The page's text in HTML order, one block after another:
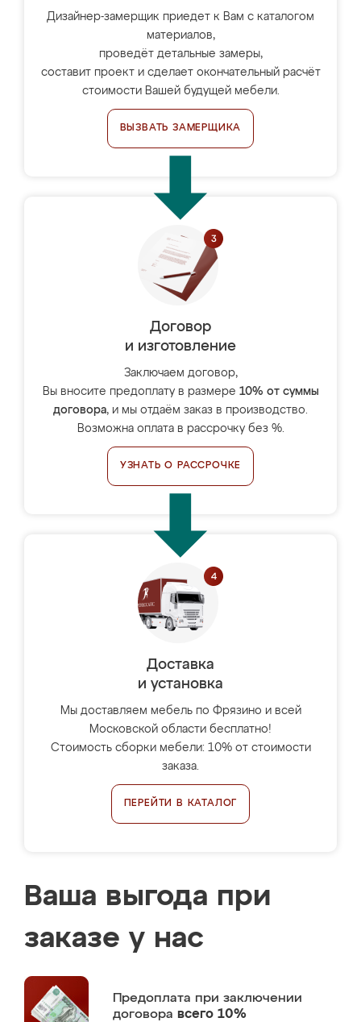
Дизайнер-замерщик приедет к Вам с каталогом
материалов,
проведёт детальные замеры,
составит проект и сделает окончательный расчёт
стоимости Вашей будущей мебели.
ВЫЗВАТЬ ЗАМЕРЩИКА
Договор
и изготовление
Заключаем договор,
Вы вносите предоплату в размере 10% от суммы
договора, и мы отдаём заказ в производство.
Возможна оплата в рассрочку без %.
УЗНАТЬ О РАССРОЧКЕ
Доставка
и установка
Мы доставляем мебель по Фрязино и всей
Московской области бесплатно!
Стоимость сборки мебели: 10% от стоимости
заказа.
ПЕРЕЙТИ В КАТАЛОГ
Ваша выгода при
заказе у нас
Предоплата при заключении
договора всего 10%